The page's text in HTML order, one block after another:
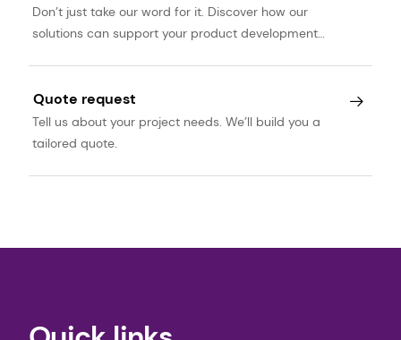
Don’t just take our word for it. Discover how our
solutions can support your product development
Quote request
Tell us about your project needs. We’ll build you a
tailored quote.